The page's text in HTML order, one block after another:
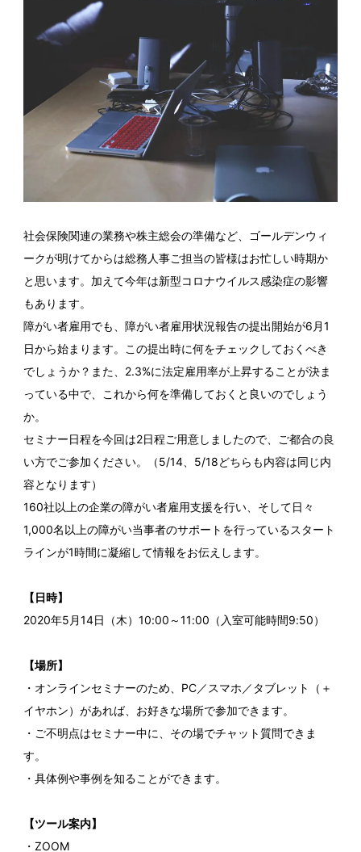
社会保険関連の業務や株主総会の準備など、ゴールデンウィ
ークが明けてからは総務人事ご担当の皆様はお忙しい時期か
と思います。加えて今年は新型コロナウイルス感染症の影響
もあります。
障がい者雇用でも、障がい者雇用状況報告の提出開始が6月1
日から始まります。この提出時に何をチェックしておくべき
でしょうか？また、2.3%に法定雇用率が上昇することが決ま
っている中で、これから何を準備しておくと良いのでしょう
か。
セミナー日程を今回は2日程ご用意しましたので、ご都合の良
い方でご参加ください。（5/14、5/18どちらも内容は同じ内
容となります）
160社以上の企業の障がい者雇用支援を行い、そして日々
1,000名以上の障がい当事者のサポートを行っているスタート
ラインが1時間に凝縮して情報をお伝えします。
【日時】
2020年5月14日（木）10:00～11:00（入室可能時間9:50）
【場所】
・オンラインセミナーのため、PC／スマホ／タブレット（＋
イヤホン）があれば、お好きな場所で参加できます。
・ご不明点はセミナー中に、その場でチャット質問できま
す。
・具体例や事例を知ることができます。
【ツール案内】
・ZOOM